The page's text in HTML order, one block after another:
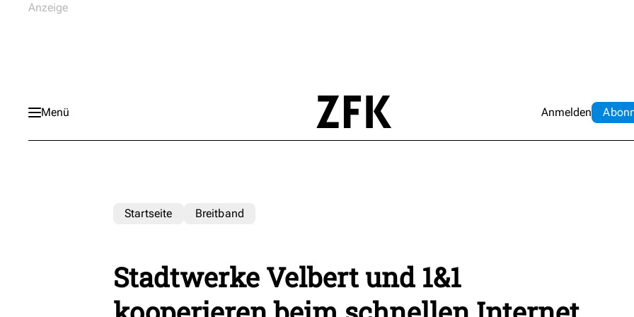
Menü Anmelden Abo
Startseite Breitband
Stadtwerke Velbert und 1&1